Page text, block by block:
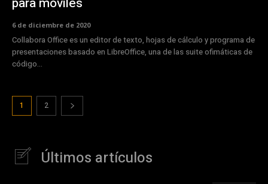
6 de diciembre de 2020
Collabora Office es un editor de texto, hojas de cálculo y programa de
presentaciones basado en LibreOffice, una de las suite ofimáticas de
código...
1 2
Últimos artículos